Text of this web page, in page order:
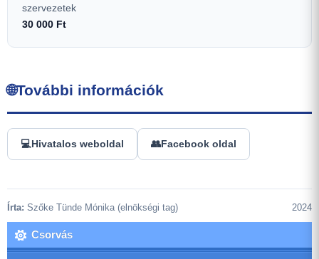
szervezetek
30 000 Ft
🌐További információk
💻Hivatalos weboldal 👥Facebook oldal
Írta: Szőke Tünde Mónika (elnökségi tag) 2024
Csorvás